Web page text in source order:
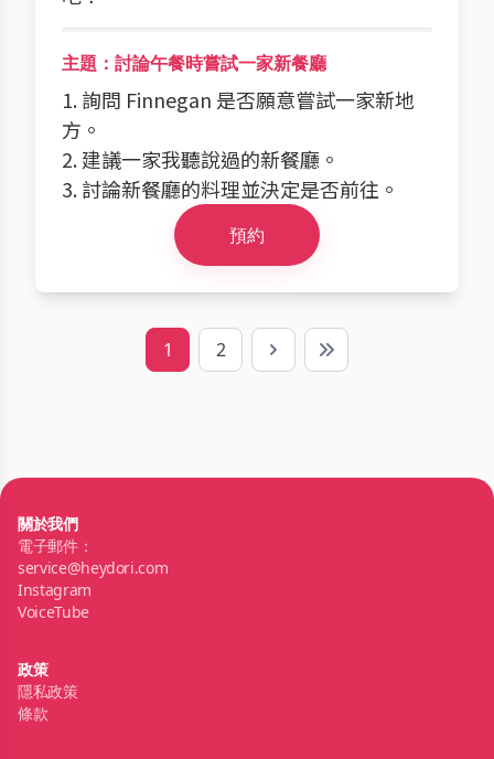
主題：討論午餐時嘗試一家新餐廳
1. 詢問 Finnegan 是否願意嘗試一家新地
方。
2. 建議一家我聽說過的新餐廳。
3. 討論新餐廳的料理並決定是否前往。
預約
1 2 Next Last
關於我們
電子郵件：
service@heydori.com
Instagram
VoiceTube
政策
隱私政策
條款